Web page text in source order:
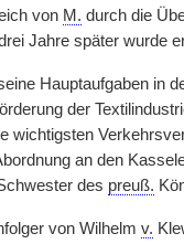
von M. durch die
Jahre später wurde
Hauptaufgaben in
der
wichtigsten
an den
des preuß.
von Wilhelm v.